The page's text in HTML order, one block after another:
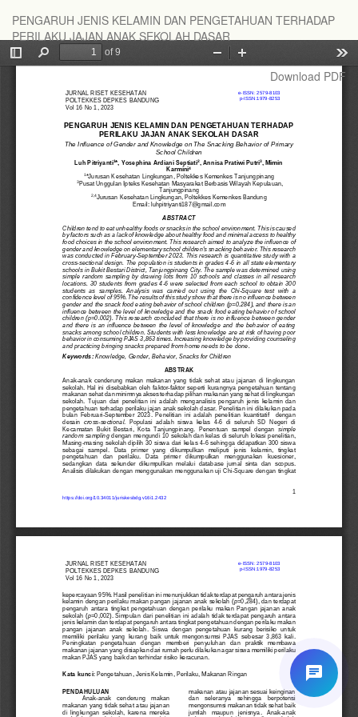
Article
Details
PENGARUH JENIS KELAMIN DAN PENGETAHUAN TERHADAP
PERILAKU JAJAN ANAK SEKOLAH DASAR
Download
Download PDF